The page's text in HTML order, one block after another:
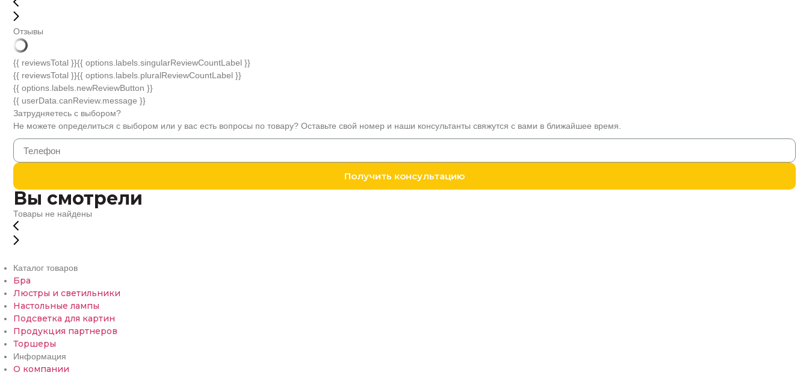
Отзывы
{{ reviewsTotal }}{{ options.labels.singularReviewCountLabel }}
{{ reviewsTotal }}{{ options.labels.pluralReviewCountLabel }}
{{ options.labels.newReviewButton }}
{{ userData.canReview.message }}
Затрудняетесь с выбором?
Не можете определиться с выбором или у вас есть вопросы по товару? Оставьте свой номер и наши консультанты свяжутся с вами в ближайшее время.
Получить консультацию
Вы смотрели
Товары не найдены
Каталог товаров
Бра
Люстры и светильники
Настольные лампы
Подсветка для картин
Продукция партнеров
Торшеры
Информация
О компании